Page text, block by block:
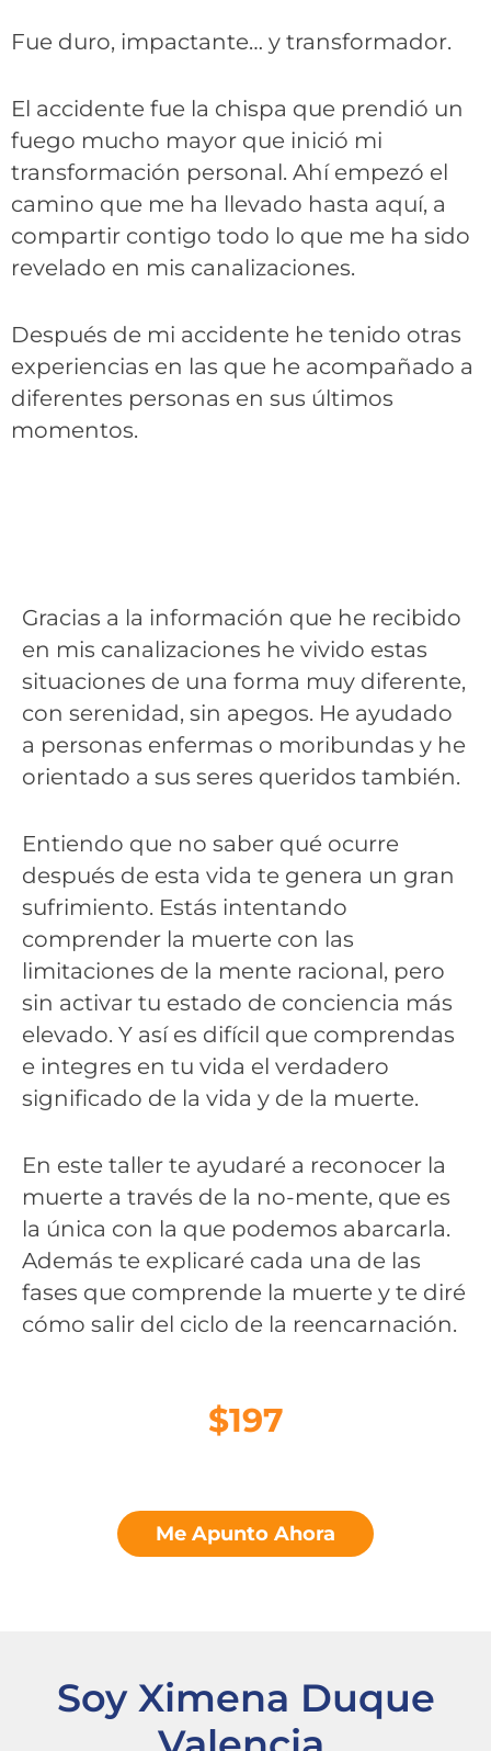
Fue duro, impactante… y transformador.
El accidente fue la chispa que prendió un
fuego mucho mayor que inició mi
transformación personal. Ahí empezó el
camino que me ha llevado hasta aquí, a
compartir contigo todo lo que me ha sido
revelado en mis canalizaciones.
Después de mi accidente he tenido otras
experiencias en las que he acompañado a
diferentes personas en sus últimos
momentos.
Gracias a la información que he recibido
en mis canalizaciones he vivido estas
situaciones de una forma muy diferente,
con serenidad, sin apegos. He ayudado
a personas enfermas o moribundas y he
orientado a sus seres queridos también.
Entiendo que no saber qué ocurre
después de esta vida te genera un gran
sufrimiento. Estás intentando
comprender la muerte con las
limitaciones de la mente racional, pero
sin activar tu estado de conciencia más
elevado. Y así es difícil que comprendas
e integres en tu vida el verdadero
significado de la vida y de la muerte.
En este taller te ayudaré a reconocer la
muerte a través de la no-mente, que es
la única con la que podemos abarcarla.
Además te explicaré cada una de las
fases que comprende la muerte y te diré
cómo salir del ciclo de la reencarnación.
$197
Me Apunto Ahora
Soy Ximena Duque